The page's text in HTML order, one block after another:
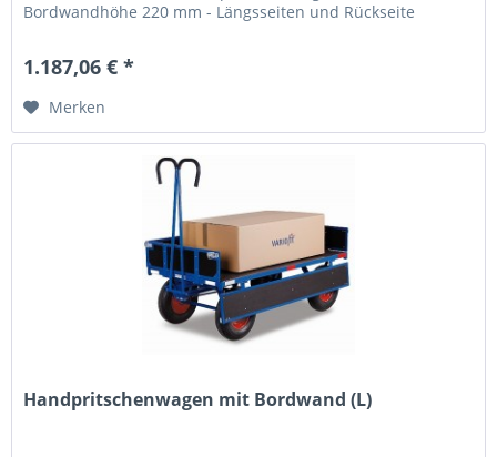
Bordwandhöhe 220 mm - Längsseiten und Rückseite
1.187,06 € *
Merken
Handpritschenwagen mit Bordwand (L)